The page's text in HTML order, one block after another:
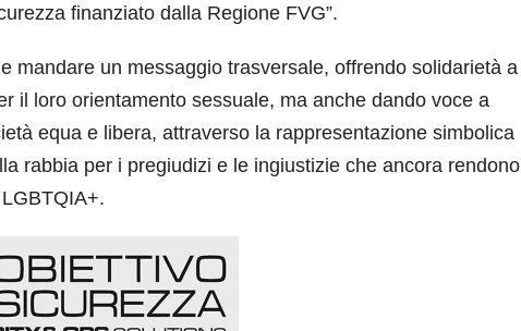
finanziato dalla Regione FVG”.
mandare un messaggio trasversale, offrendo solidarietà a
il loro orientamento sessuale, ma anche dando voce a
equa e libera, attraverso la rappresentazione simbolica
rabbia per i pregiudizi e le ingiustizie che ancora rendono